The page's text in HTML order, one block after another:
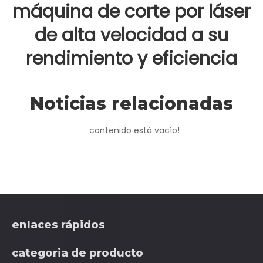
máquina de corte por láser
de alta velocidad a su
rendimiento y eficiencia
Vistas:0Autor:vela roja Hora de publicación: 2024-03-
Noticias relacionadas
contenido está vacío!
enlaces rápidos
categoria de producto